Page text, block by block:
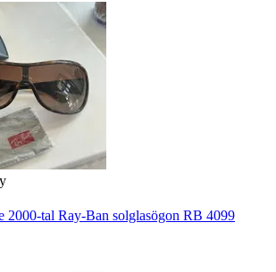
2000-tal Ray-Ban solglasögon RB 4099